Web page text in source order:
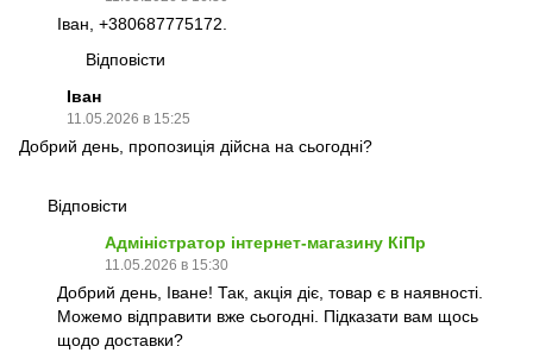
Іван, +380687775172.
Відповісти
Іван
11.05.2026 в 15:25
Добрий день, пропозиція дійсна на сьогодні?
Відповісти
Адміністратор інтернет-магазину КіПр
11.05.2026 в 15:30
Добрий день, Іване! Так, акція діє, товар є в наявності.
Можемо відправити вже сьогодні. Підказати вам щось
щодо доставки?